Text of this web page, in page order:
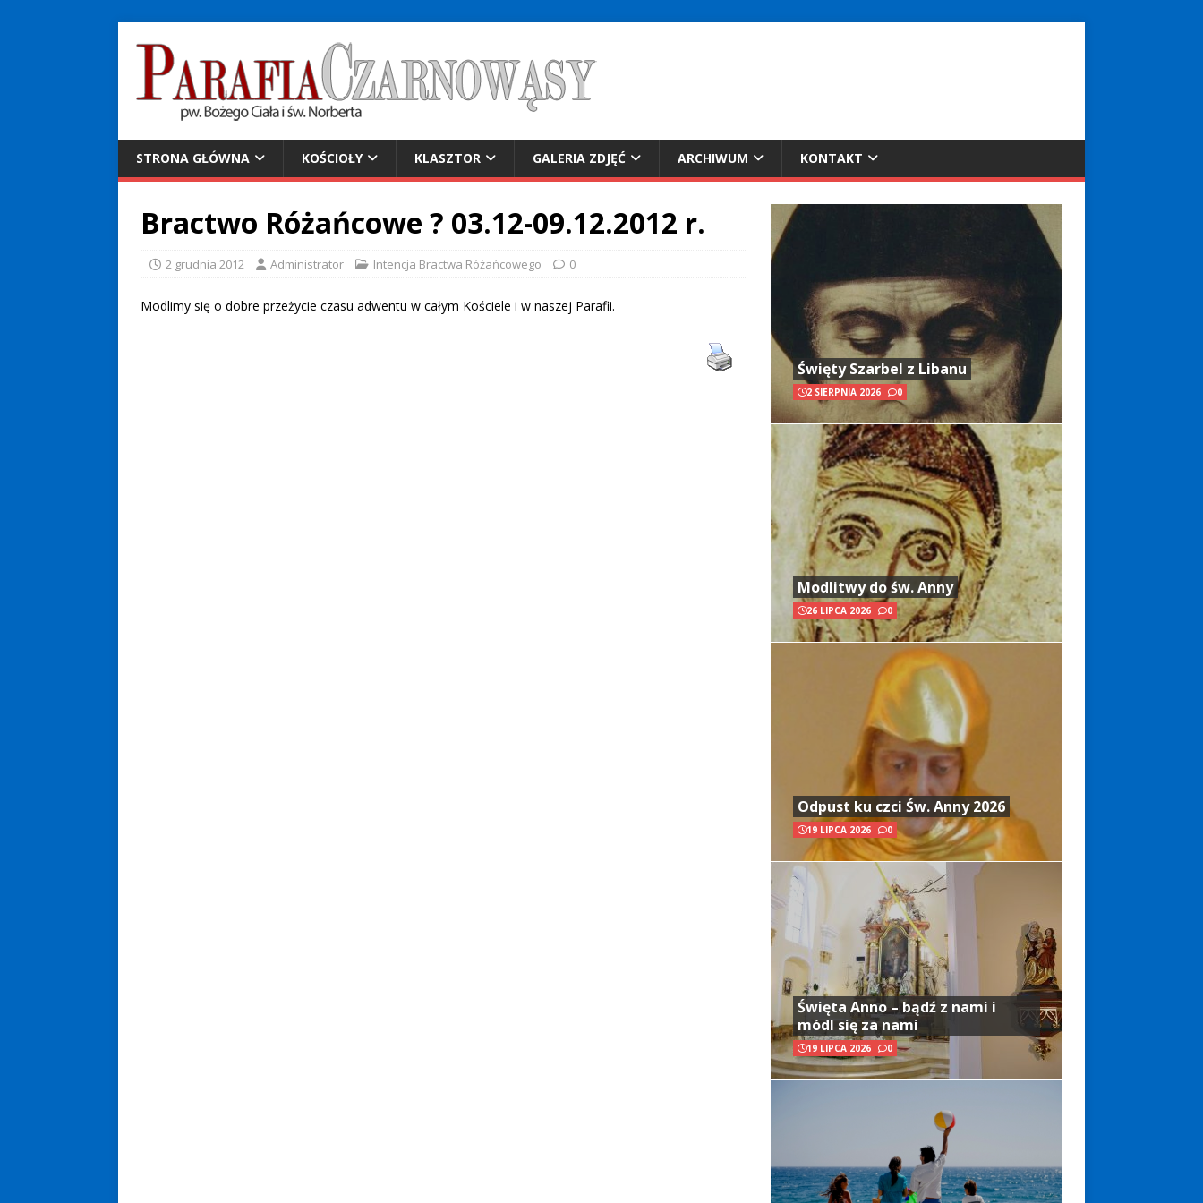
STRONA GŁÓWNA KOŚCIOŁY KLASZTOR GALERIA ZDJĘĆ ARCHIWUM KONTAKT
Bractwo Różańcowe ? 03.12-09.12.2012 r.
2 grudnia 2012 Administrator Intencja Bractwa Różańcowego 0
Modlimy się o dobre przeżycie czasu adwentu w całym Kościele i w naszej Parafii.
Święty Szarbel z Libanu
2 SIERPNIA 2026 0
Modlitwy do św. Anny
26 LIPCA 2026 0
Odpust ku czci Św. Anny 2026
19 LIPCA 2026 0
Święta Anno – bądź z nami i
módl się za nami
19 LIPCA 2026 0